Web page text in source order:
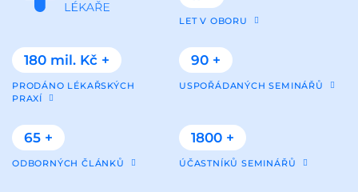
LET V OBORU
180 mil. Kč +
PRODÁNO LÉKAŘSKÝCH
PRAXÍ
90 +
USPOŘÁDANÝCH SEMINÁŘŮ
65 +
ODBORNÝCH ČLÁNKŮ
1800 +
ÚČASTNÍKŮ SEMINÁŘŮ